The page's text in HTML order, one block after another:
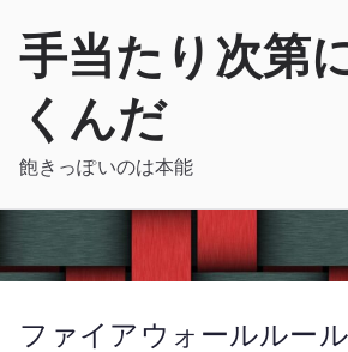
手当たり次第
くんだ
飽きっぽいのは本能
ファイアウォールルー